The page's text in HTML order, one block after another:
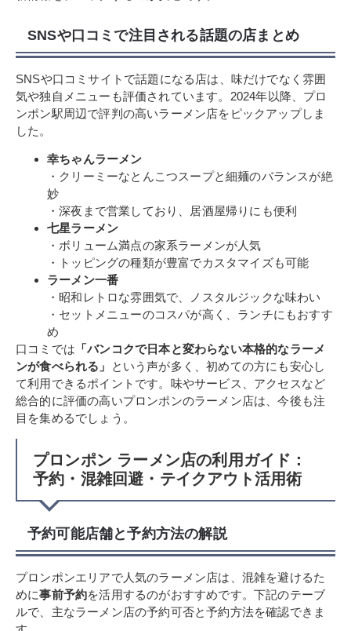
SNSや口コミで注目される話題の店まとめ
SNSや口コミサイトで話題になる店は、味だけでなく雰囲
気や独自メニューも評価されています。2024年以降、プロ
ンポン駅周辺で評判の高いラーメン店をピックアップしま
した。
幸ちゃんラーメン
・クリーミーなとんこつスープと細麺のバランスが絶
妙
・深夜まで営業しており、居酒屋帰りにも便利
七星ラーメン
・ボリューム満点の家系ラーメンが人気
・トッピングの種類が豊富でカスタマイズも可能
ラーメン一番
・昭和レトロな雰囲気で、ノスタルジックな味わい
・セットメニューのコスパが高く、ランチにもおすす
め
口コミでは 「バンコクで日本と変わらない本格的なラーメ
ンが食べられる」
という声が多く、初めての方にも安心し
て利用できるポイントです。味やサービス、アクセスなど
総合的に評価の高いプロンポンのラーメン店は、今後も注
目を集めるでしょう。
プロンポン ラーメン店の利用ガイド：
予約・混雑回避・テイクアウト活用術
予約可能店舗と予約方法の解説
プロンポンエリアで人気のラーメン店は、混雑を避けるた
めに事前予約を活用するのがおすすめです。下記のテーブ
ルで、主なラーメン店の予約可否と予約方法を確認できま